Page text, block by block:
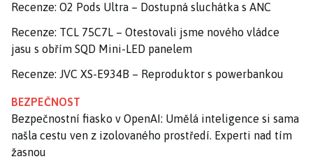
Recenze: O2 Pods Ultra – Dostupná sluchátka s ANC
Recenze: TCL 75C7L – Otestovali jsme nového vládce
jasu s obřím SQD Mini-LED panelem
Recenze: JVC XS-E934B – Reproduktor s powerbankou
BEZPEČNOST
Bezpečnostní fiasko v OpenAI: Umělá inteligence si sama
našla cestu ven z izolovaného prostředí. Experti nad tím
žasnou